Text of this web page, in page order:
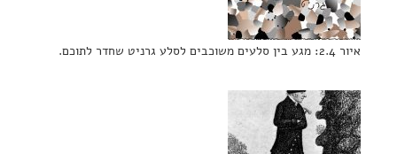
איור 2.4: מגע בין סלעים משוכבים לסלע גרניט שחדר לתוכם.